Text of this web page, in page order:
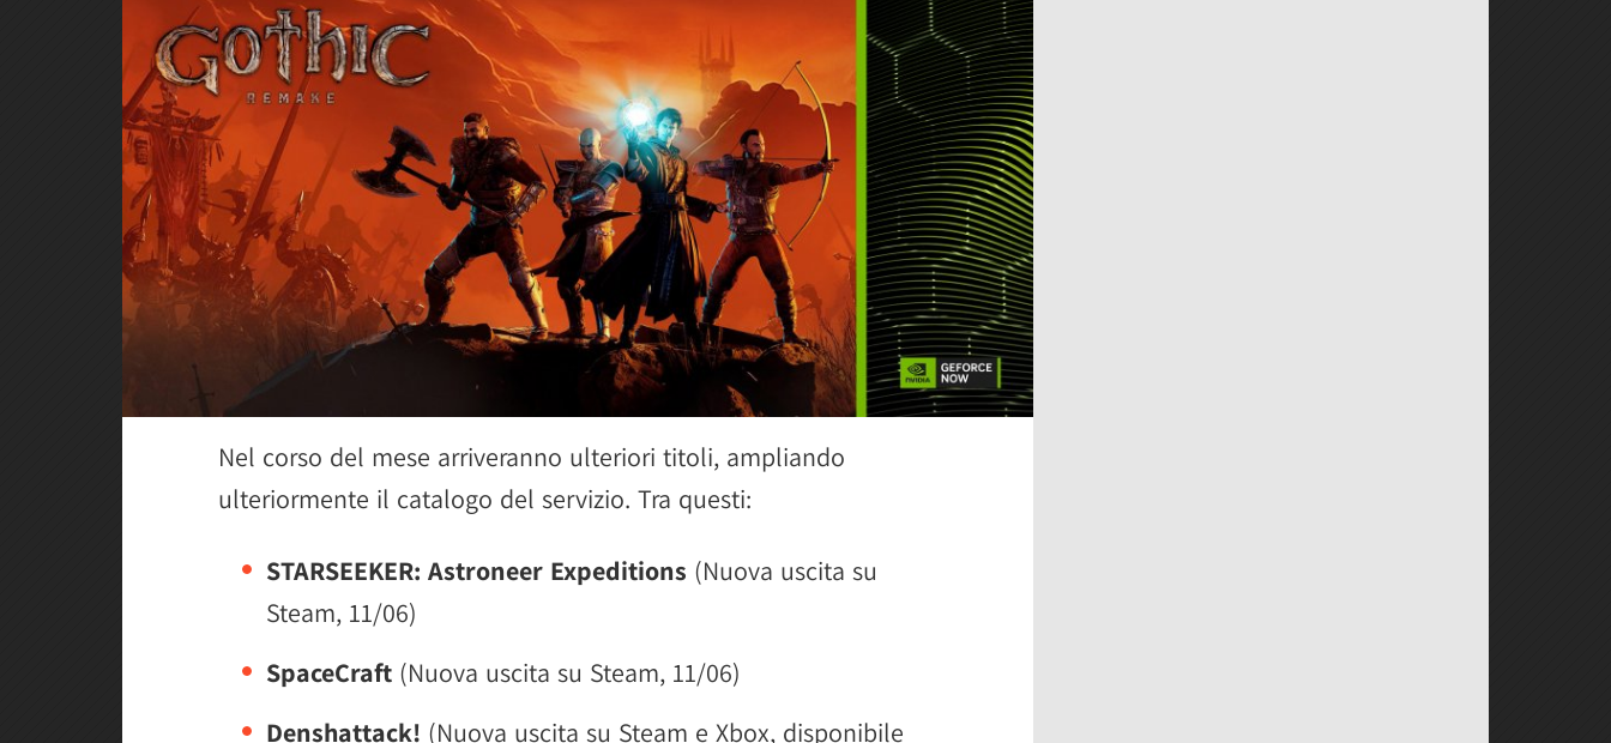
Nel corso del mese arriveranno ulteriori titoli, ampliando
ulteriormente il catalogo del servizio. Tra questi:
STARSEEKER: Astroneer Expeditions (Nuova uscita su
Steam, 11/06)
SpaceCraft (Nuova uscita su Steam, 11/06)
Denshattack! (Nuova uscita su Steam e Xbox, disponibile